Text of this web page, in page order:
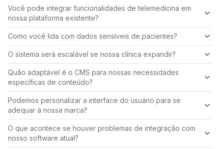
Você pode integrar funcionalidades de telemedicina em
nossa plataforma existente?
Como você lida com dados sensíveis de pacientes?
O sistema será escalável se nossa clínica expandir?
Quão adaptável é o CMS para nossas necessidades
específicas de conteúdo?
Podemos personalizar a interface do usuário para se
adequar à nossa marca?
O que acontece se houver problemas de integração com
nosso software atual?